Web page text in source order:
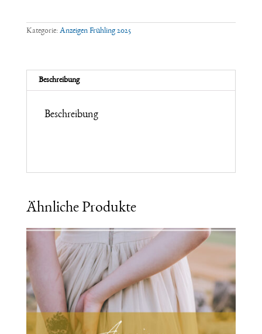
Seite
Winter
2025
Kategorie: Anzeigen Frühling 2025
Beschreibung
Beschreibung
Ähnliche Produkte